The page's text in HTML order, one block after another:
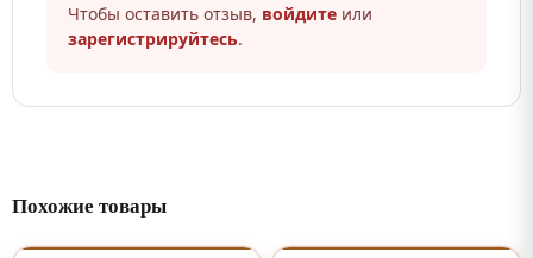
Чтобы оставить отзыв, войдите или
зарегистрируйтесь.
Похожие товары